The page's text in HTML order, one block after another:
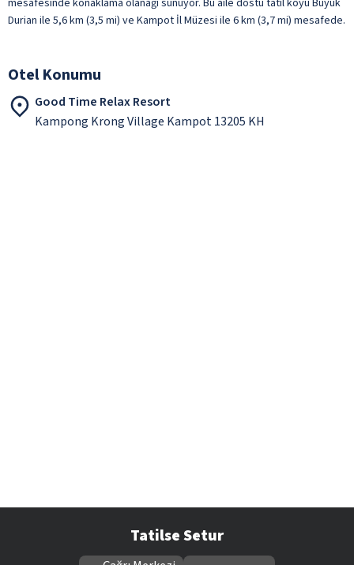
Durian ile 5,6 km (3,5 mi) ve Kampot İl Müzesi ile 6 km (3,7 mi) mesafede.
Otel Konumu
Good Time Relax Resort
Kampong Krong Village Kampot 13205 KH
Tatilse Setur